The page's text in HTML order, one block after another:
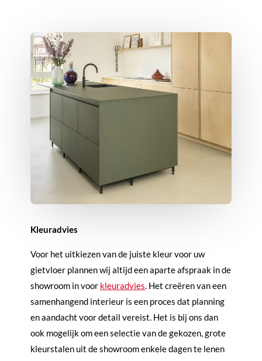
Kleuradvies
Voor het uitkiezen van de juiste kleur voor uw
gietvloer plannen wij altijd een aparte afspraak in de
showroom in voor kleuradvies . Het creëren van een
samenhangend interieur is een proces dat planning
en aandacht voor detail vereist. Het is bij ons dan
ook mogelijk om een selectie van de gekozen, grote
kleurstalen uit de showroom enkele dagen te lenen